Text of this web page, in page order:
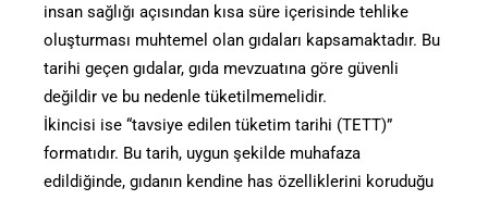
insan sağlığı açısından kısa süre içerisinde tehlike
oluşturması muhtemel olan gıdaları kapsamaktadır. Bu
tarihi geçen gıdalar, gıda mevzuatına göre güvenli
değildir ve bu nedenle tüketilmemelidir.
İkincisi ise “tavsiye edilen tüketim tarihi (TETT)”
formatıdır. Bu tarih, uygun şekilde muhafaza
edildiğinde, gıdanın kendine has özelliklerini koruduğu